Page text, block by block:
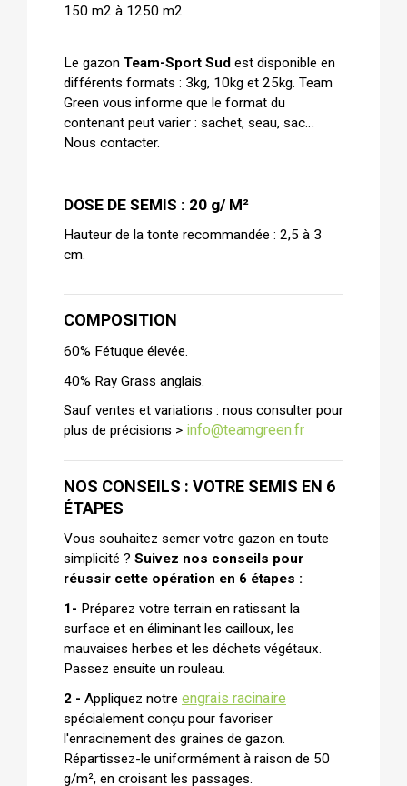
150 m2 à 1250 m2.
Le gazon Team-Sport Sud est disponible en
différents formats : 3kg, 10kg et 25kg. Team
Green vous informe que le format du
contenant peut varier : sachet, seau, sac…
Nous contacter.
DOSE DE SEMIS : 20 g/ M²
Hauteur de la tonte recommandée : 2,5 à 3
cm.
COMPOSITION
60% Fétuque élevée.
40% Ray Grass anglais.
Sauf ventes et variations : nous consulter pour
plus de précisions > info@teamgreen.fr
NOS CONSEILS : VOTRE SEMIS EN 6
ÉTAPES
Vous souhaitez semer votre gazon en toute
simplicité ? Suivez nos conseils pour
réussir cette opération en 6 étapes :
1- Préparez votre terrain en ratissant la
surface et en éliminant les cailloux, les
mauvaises herbes et les déchets végétaux.
Passez ensuite un rouleau.
2 - Appliquez notre engrais racinaire
spécialement conçu pour favoriser
l'enracinement des graines de gazon.
Répartissez-le uniformément à raison de 50
g/m², en croisant les passages.